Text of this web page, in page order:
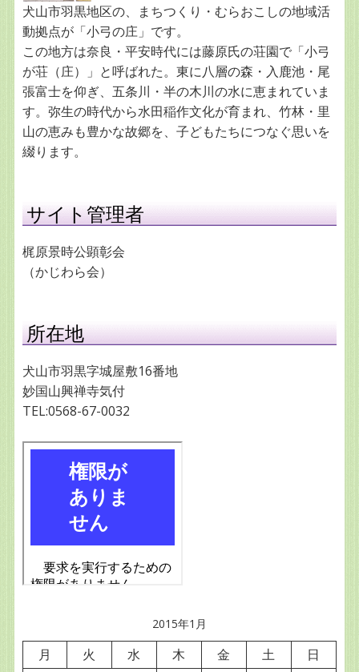
犬山市羽黒地区の、まちつくり・むらおこしの地域活
動拠点が「小弓の庄」です。
この地方は奈良・平安時代には藤原氏の荘園で「小弓
が荘（庄）」と呼ばれた。東に八層の森・入鹿池・尾
張富士を仰ぎ、五条川・半の木川の水に恵まれていま
す。弥生の時代から水田稲作文化が育まれ、竹林・里
山の恵みも豊かな故郷を、子どもたちにつなぐ思いを
綴ります。
サイト管理者
梶原景時公顕彰会
（かじわら会）
所在地
犬山市羽黒字城屋敷16番地
妙国山興禅寺気付
TEL:0568-67-0032
2015年1月
月 火 水 木 金 土
日